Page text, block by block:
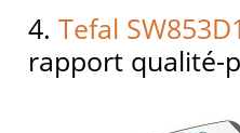
4.Tefal
rapport qualité-